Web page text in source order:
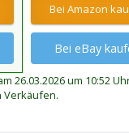
Bei Amazon
Bei eBay
26.03.2026 um 10:52
Verkäufen.